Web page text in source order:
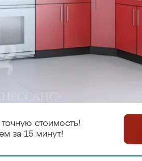
стоимость!
за 15 минут!